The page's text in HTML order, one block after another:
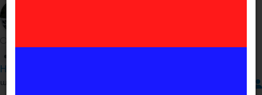
Hayk Mxitaryan
անհատ